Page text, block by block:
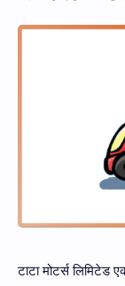
टाटा मोटर्स लिमिटेड